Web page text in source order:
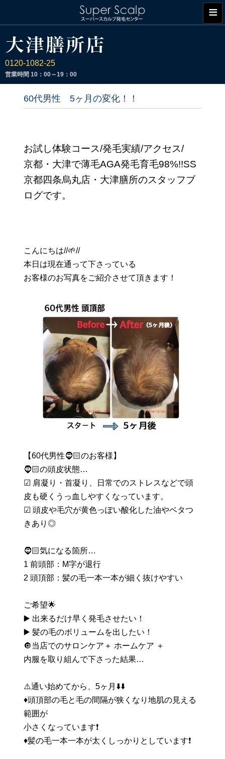
0120-1082-25
営業時間 10：00～19：00
≡
60代男性 5ヶ月の変化！！
お試し体験コース/発毛実績/アクセス/
京都・大津で薄毛AGA発毛育毛98%!!SS
京都四条烏丸店・大津膳所のスタッフブ
ログです。
こんにちは//🌱//
本日は現在通って下さっている
お客様のお写真をご紹介させて頂きます！
【60代男性🧔🏻のお客様】
🧔🏻の頭皮状態…
☑ 肩凝り・首凝り、日常でのストレスなどで頭
皮も硬くうっ血しやすくなっています。
☑ 頭皮や毛穴が黄色っぽい酸化した油やベタつ
きあり◎
🧔🏻気になる箇所…
1️ 前頭部：M字が退行
2️ 頭頂部：髪の毛一本一本が細く抜けやすい
ご希望🌟
▶️ 出来るだけ早く発毛させたい！
▶️ 髪の毛のボリュームを出したい！
🔘当店でのサロンケア＋ ホームケア ＋
内服を取り組んで下さった結果…
⚠️通い始めてから、5ヶ月⬇️⬇️
♦️頭頂部の毛と毛の間隔が狭くなり地肌の見える
範囲が
小さくなっています❗️
♦️髪の毛一本一本が太くしっかりとしています❗️